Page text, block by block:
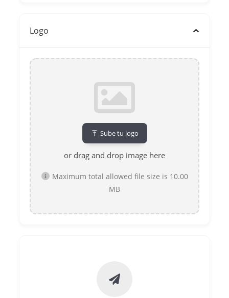
Logo
Sube tu logo
or drag and drop image here
Maximum total allowed file size is 10.00
MB